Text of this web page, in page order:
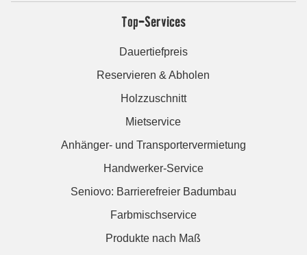
Top-Services
Dauertiefpreis
Reservieren & Abholen
Holzzuschnitt
Mietservice
Anhänger- und Transportervermietung
Handwerker-Service
Seniovo: Barrierefreier Badumbau
Farbmischservice
Produkte nach Maß